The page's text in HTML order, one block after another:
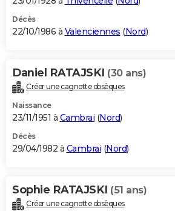
Décès
22/10/1986 à Valenciennes (Nord)
Daniel RATAJSKI (30 ans)
Créer une cagnotte obsèques
Naissance
23/11/1951 à Cambrai (Nord)
Décès
29/04/1982 à Cambrai (Nord)
Sophie RATAJSKI (51 ans)
Créer une cagnotte obsèques